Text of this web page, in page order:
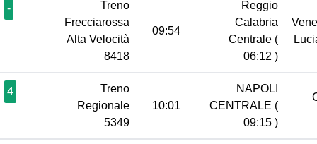
-
Treno
Frecciarossa
Alta Velocità
8418
09:54
Reggio
Calabria
Centrale (
06:12 )
4
Treno
Regionale
5349
10:01
NAPOLI
CENTRALE (
09:15 )